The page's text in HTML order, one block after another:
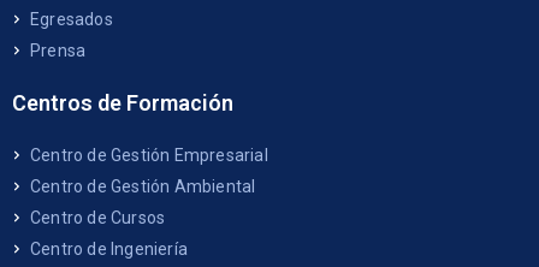
Egresados
Prensa
Centros de Formación
Centro de Gestión Empresarial
Centro de Gestión Ambiental
Centro de Cursos
Centro de Ingeniería